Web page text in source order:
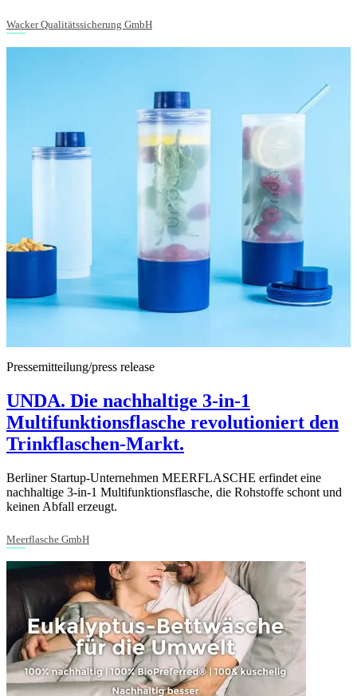
Wacker Qualitätssicherung GmbH
Pressemitteilung/press release
UNDA. Die nachhaltige 3-in-1
Multifunktionsflasche revolutioniert den
Trinkflaschen-Markt.
Berliner Startup-Unternehmen MEERFLASCHE erfindet eine
nachhaltige 3-in-1 Multifunktionsflasche, die Rohstoffe schont und
keinen Abfall erzeugt.
Meerflasche GmbH